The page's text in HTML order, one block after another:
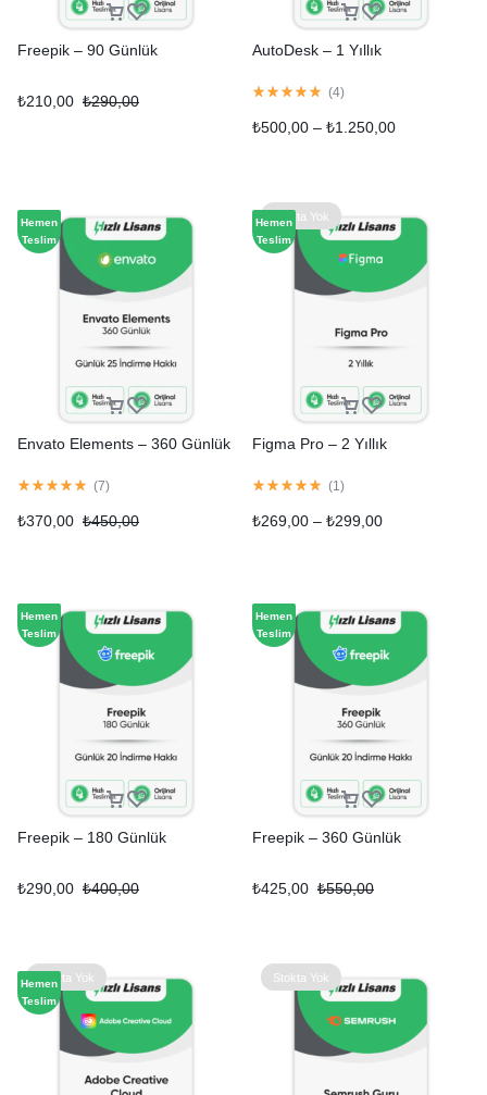
Freepik – 90 Günlük
₺290,00
₺210,00
AutoDesk – 1 Yıllık
(4)
₺500,00 – ₺1.250,00
Hemen
Teslim
Envato Elements – 360 Günlük
(7)
₺450,00
₺370,00
Stokta Yok
Hemen
Teslim
Figma Pro – 2 Yıllık
(1)
₺269,00 – ₺299,00
Hemen
Teslim
Freepik – 180 Günlük
₺400,00
₺290,00
Hemen
Teslim
Freepik – 360 Günlük
₺550,00
₺425,00
Stokta Yok
Hemen
Teslim
Stokta Yok